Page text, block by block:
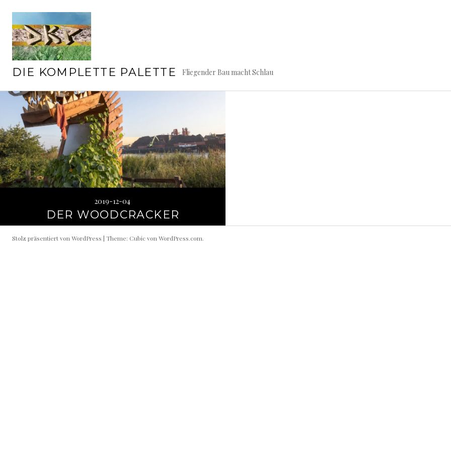
Inhalt
DIE KOMPLETTE PALETTE Fliegender Bau macht Schlau
TAG:4. DEZEMBER 2019
2019-12-04
DER WOODCRACKER
Stolz präsentiert von WordPress | Theme: Cubic von WordPress.com.